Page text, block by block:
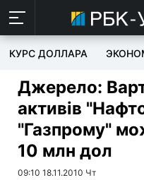
КУРС ДОЛЛАРА
Джерело:
активів
"Газпрому"
10 млн дол
09:10 18.11.2010 Чт